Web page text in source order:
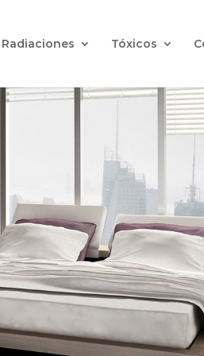
Radiaciones Tóxicos